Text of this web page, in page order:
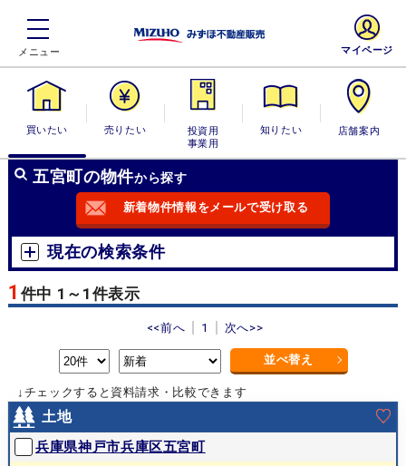
買いたい 売りたい
投資用・事業
用
知りたい 店舗案内
マイページ
五宮町の物件から探す
新着物件情報をメールで受け取る
現在の検索条件
1 件中 1～1件表示
<<前へ 1 次へ>>
並べ替え
↓チェックすると資料請求・比較できます
土地
兵庫県神戸市兵庫区五宮町